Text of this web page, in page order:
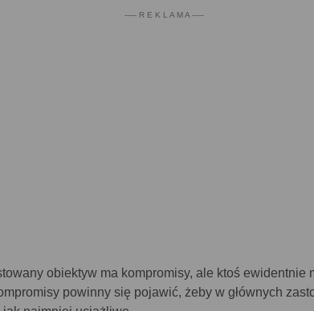
----- R E K L A M A -----
obiektyw ma kompromisy, ale ktoś ewidentnie
powinny się pojawić, żeby w głównych